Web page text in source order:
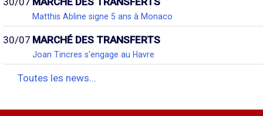
Matthis Abline signe 5 ans à Monaco
30/07 MARCHÉ DES TRANSFERTS
Joan Tincres s'engage au Havre
Toutes les news...